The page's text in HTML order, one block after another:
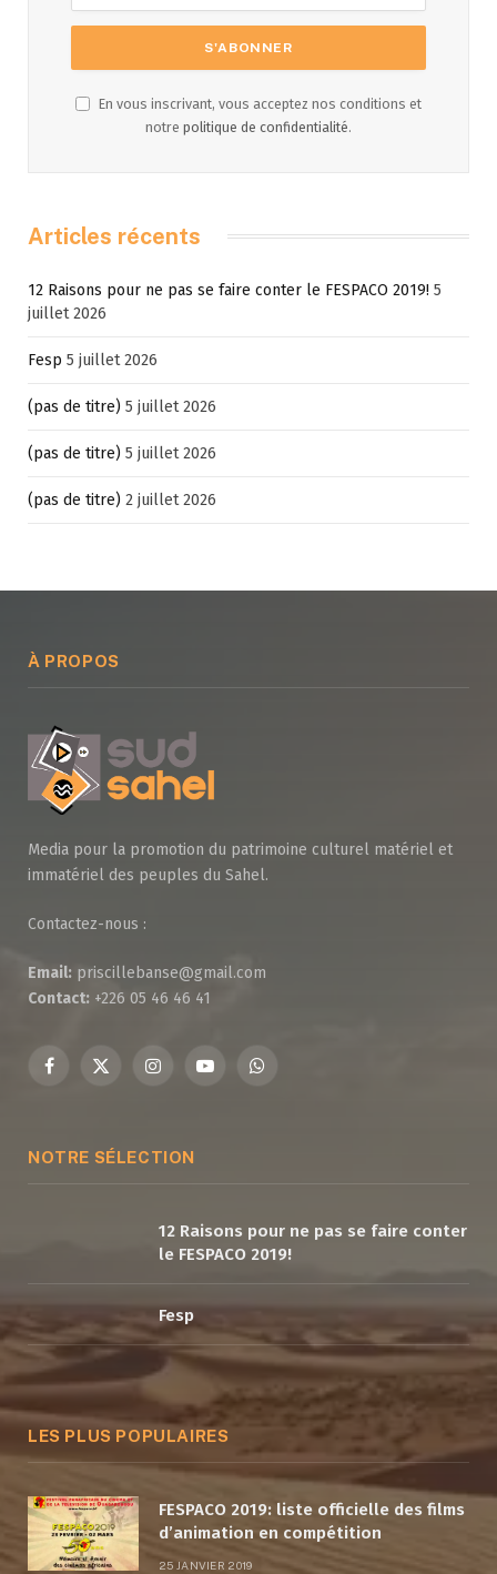
En vous inscrivant, vous acceptez nos conditions et
notre politique de confidentialité.
Articles récents
12 Raisons pour ne pas se faire conter le FESPACO 2019! 5
juillet 2026
Fesp 5 juillet 2026
(pas de titre) 5 juillet 2026
(pas de titre) 5 juillet 2026
(pas de titre) 2 juillet 2026
À PROPOS
Media pour la promotion du patrimoine culturel matériel et
immatériel des peuples du Sahel.
Contactez-nous :
Email: priscillebanse@gmail.com
Contact: +226 05 46 46 41
Facebook
X
InstagramYouTubeWhatsApp
NOTRE SÉLECTION
12 Raisons pour ne pas se faire conter
le FESPACO 2019!
Fesp
LES PLUS POPULAIRES
FESPACO 2019: liste officielle des films
d’animation en compétition
25 JANVIER 2019